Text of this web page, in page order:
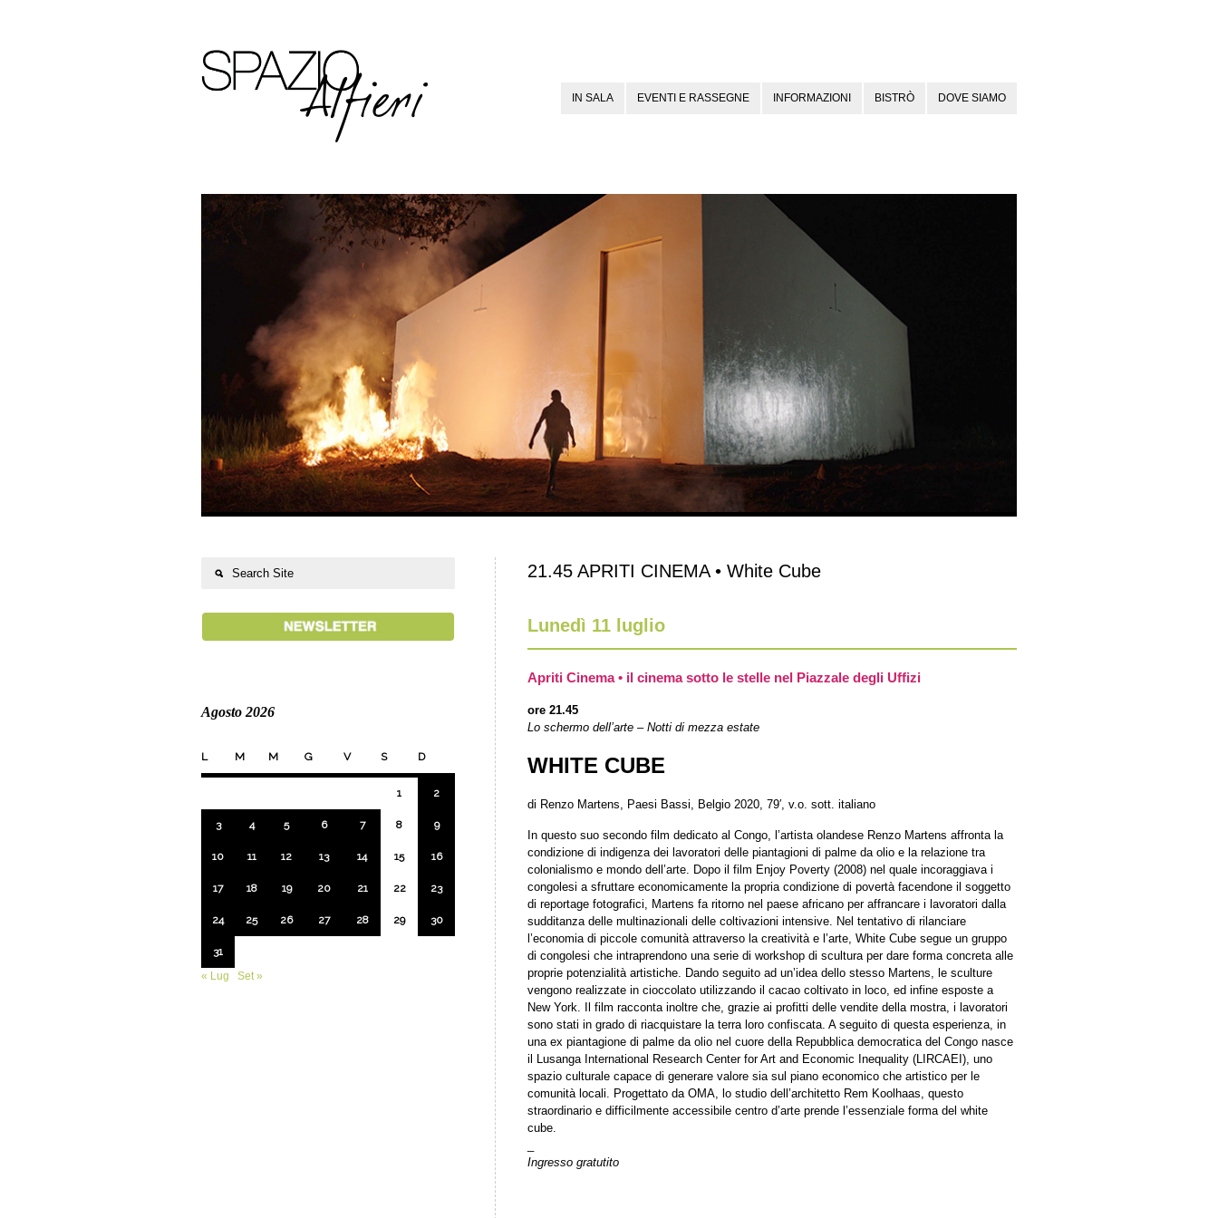
IN SALA EVENTI E RASSEGNE INFORMAZIONI BISTRÒ DOVE SIAMO
21.45 APRITI CINEMA • White Cube
Lunedì 11 luglio
Apriti Cinema • il cinema sotto le stelle nel Piazzale degli Uffizi
ore 21.45
Lo schermo dell’arte – Notti di mezza estate
WHITE CUBE
di Renzo Martens, Paesi Bassi, Belgio 2020, 79′, v.o. sott. italiano
In questo suo secondo film dedicato al Congo, l’artista olandese Renzo Martens affronta la
condizione di indigenza dei lavoratori delle piantagioni di palme da olio e la relazione tra
colonialismo e mondo dell’arte. Dopo il film Enjoy Poverty (2008) nel quale incoraggiava i
congolesi a sfruttare economicamente la propria condizione di povertà facendone il soggetto
di reportage fotografici, Martens fa ritorno nel paese africano per affrancare i lavoratori dalla
sudditanza delle multinazionali delle coltivazioni intensive. Nel tentativo di rilanciare
l’economia di piccole comunità attraverso la creatività e l’arte, White Cube segue un gruppo
di congolesi che intraprendono una serie di workshop di scultura per dare forma concreta alle
proprie potenzialità artistiche. Dando seguito ad un’idea dello stesso Martens, le sculture
vengono realizzate in cioccolato utilizzando il cacao coltivato in loco, ed infine esposte a
New York. Il film racconta inoltre che, grazie ai profitti delle vendite della mostra, i lavoratori
sono stati in grado di riacquistare la terra loro confiscata. A seguito di questa esperienza, in
una ex piantagione di palme da olio nel cuore della Repubblica democratica del Congo nasce
il Lusanga International Research Center for Art and Economic Inequality (LIRCAEI), uno
spazio culturale capace di generare valore sia sul piano economico che artistico per le
comunità locali. Progettato da OMA, lo studio dell’architetto Rem Koolhaas, questo
straordinario e difficilmente accessibile centro d’arte prende l’essenziale forma del white
cube.
Ingresso gratutito
Agosto 2026
L M M G V S D
1 2
3 4 5 6 7 8 9
10 11 12 13 14 15 16
17 18 19 20 21 22 23
24 25 26 27 28 29 30
31
« Lug
Set »